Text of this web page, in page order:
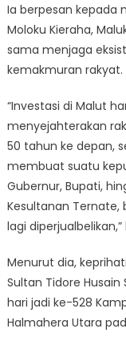
Ia berpesan kepada
Moloku Kieraha,
sama menjaga
kemakmuran rakyat.
“Investasi di Malut
menyejahterakan
50 tahun ke depan,
membuat suatu
Gubernur, Bupati,
Kesultanan
lagi
Menurut dia,
Sultan Tidore
hari jadi ke-528
Halmahera Utara